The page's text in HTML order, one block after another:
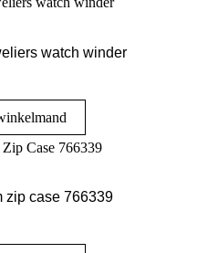
watch winder
zip case 766339